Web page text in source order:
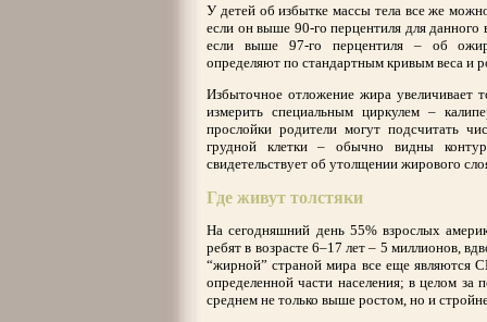
У детей об избытке массы тела все же
если он выше 90-го перцентиля для данного
если выше 97-го перцентиля – об
определяют по стандартным кривым веса и
Избыточное отложение жира увеличивает
измерить специальным циркулем –
прослойки родители могут подсчитать
грудной клетки – обычно видны
свидетельствует об утолщении жирового
Где живут толстяки
На сегодняшний день 55% взрослых
ребят в возрасте 6–17 лет – 5 миллионов,
“жирной” страной мира все еще являются
определенной части населения; в целом за
среднем не только выше ростом, но и